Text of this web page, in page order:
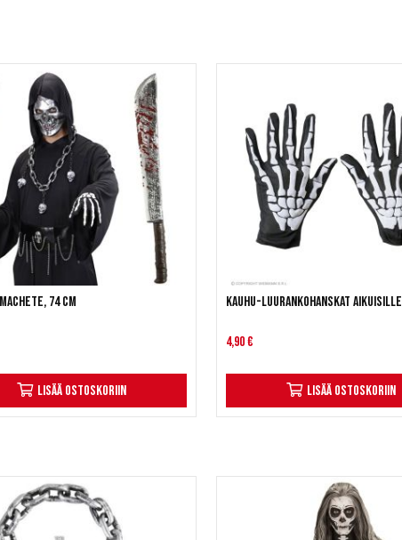
74 cm
Lisää ostoskoriin
Kauhu-luurankohanskat aikuisille
4,90 €
Lisää ostoskoriin